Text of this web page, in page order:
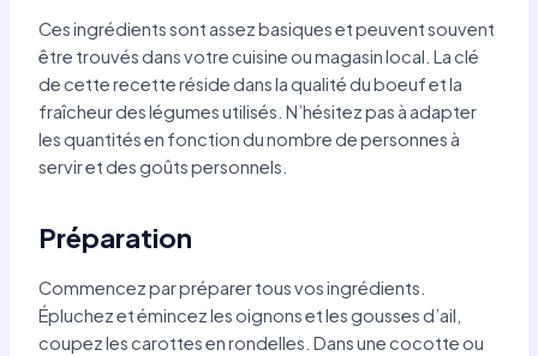
Ces ingrédients sont assez basiques et peuvent souvent
être trouvés dans votre cuisine ou magasin local. La clé
de cette recette réside dans la qualité du boeuf et la
fraîcheur des légumes utilisés. N’hésitez pas à adapter
les quantités en fonction du nombre de personnes à
servir et des goûts personnels.
Préparation
Commencez par préparer tous vos ingrédients.
Épluchez et émincez les oignons et les gousses d’ail,
coupez les carottes en rondelles. Dans une cocotte ou